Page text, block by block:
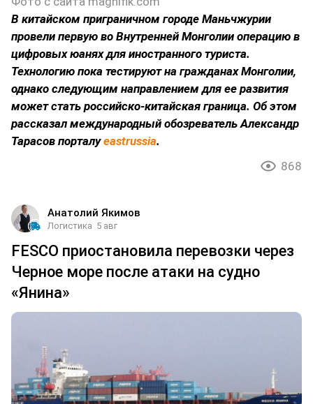
В китайском приграничном городе Маньчжурии
провели первую во Внутренней Монголии операцию в
цифровых юанях для иностранного туриста.
Технологию пока тестируют на гражданах Монголии,
однако следующим направлением для ее развития
может стать российско-китайская граница. Об этом
рассказал международный обозреватель Александр
Тарасов порталуeastrussia.
868
Анатолий Якимов
Логистика 5 авг
FESCO приостановила перевозки через
Черное море после атаки на судно
«Янина»